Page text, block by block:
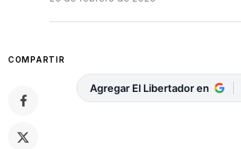
COMPARTIR
Agregar El Libertador en